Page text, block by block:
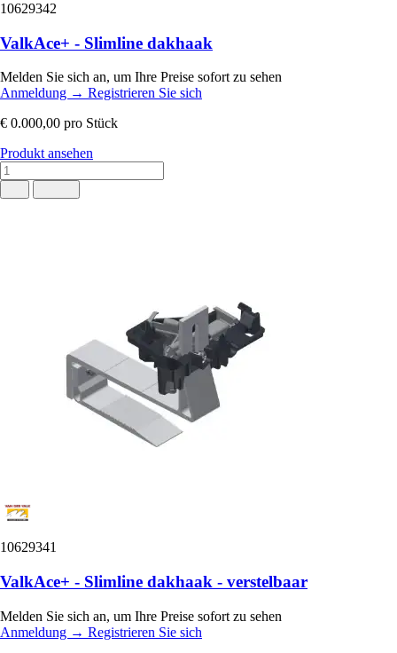
10629342
ValkAce+ - Slimline dakhaak
Melden Sie sich an, um Ihre Preise sofort zu sehen
Anmeldung → Registrieren Sie sich
€ 0.000,00 pro Stück
Produkt ansehen
10629341
ValkAce+ - Slimline dakhaak - verstelbaar
Melden Sie sich an, um Ihre Preise sofort zu sehen
Anmeldung → Registrieren Sie sich